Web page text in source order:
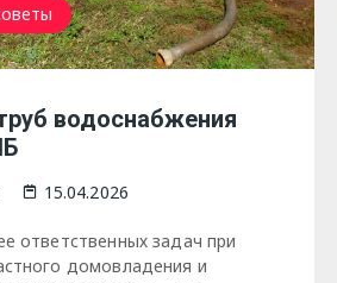
водоснабжения
15.04.2026
ответственных задач при
домовладения и